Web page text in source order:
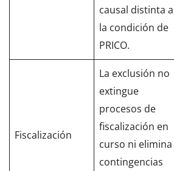
causal distinta a
la condición de
PRICO.
Fiscalización
La exclusión no
extingue
procesos de
fiscalización en
curso ni elimina
contingencias